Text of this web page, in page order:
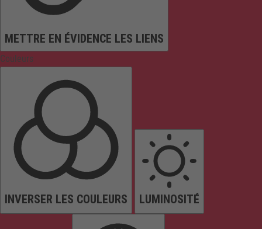
METTRE EN ÉVIDENCE LES LIENS
Couleurs
INVERSER LES COULEURS LUMINOSITÉ